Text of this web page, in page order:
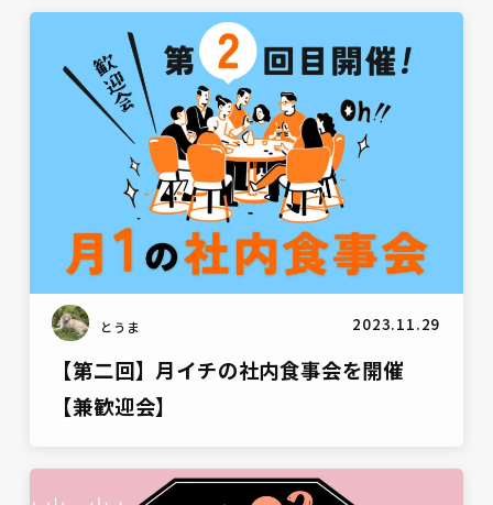
雑談
とうま 2023.11.29
【第二回】月イチの社内食事会を開催
【兼歓迎会】